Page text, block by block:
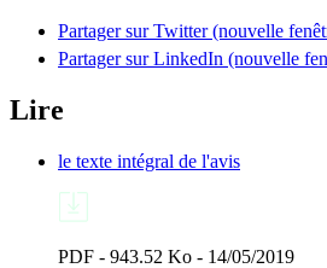
Partager sur Twitter (nouvelle
Partager sur LinkedIn (nouvelle
Lire
le texte intégral de l'avis
PDF - 943.52 Ko - 14/05/2019